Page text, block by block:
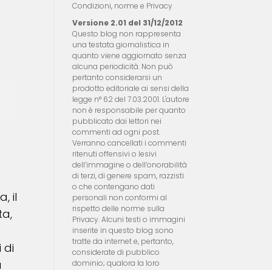
il
di
Condizioni, norme e Privacy
Versione 2.01 del 31/12/2012
Questo blog non rappresenta
una testata giornalistica in
quanto viene aggiornato senza
alcuna periodicità. Non può
pertanto considerarsi un
prodotto editoriale ai sensi della
legge n° 62 del 7.03.2001. L'autore
non è responsabile per quanto
pubblicato dai lettori nei
commenti ad ogni post.
Verranno cancellati i commenti
ritenuti offensivi o lesivi
dell’immagine o dell’onorabilità
di terzi, di genere spam, razzisti
o che contengano dati
personali non conformi al
rispetto delle norme sulla
Privacy. Alcuni testi o immagini
inserite in questo blog sono
tratte da internet e, pertanto,
considerate di pubblico
dominio; qualora la loro